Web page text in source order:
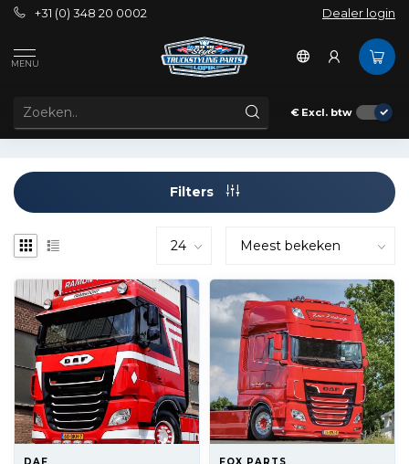
+31 (0) 348 20 0002 Dealer login
MENU
€ Excl. btw
Tags
PRODUCTEN GETAGD MET DAF NEDERLAND
Filters